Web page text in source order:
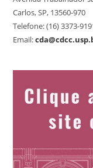
Carlos, SP, 13560-970
Telefone: (16) 3373-
Email: